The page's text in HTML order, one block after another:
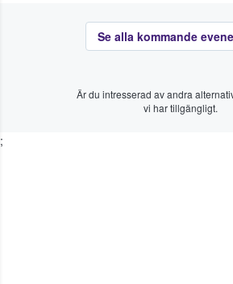
Se alla kommande
Är du intresserad av andra
vi har tillgängligt.
;